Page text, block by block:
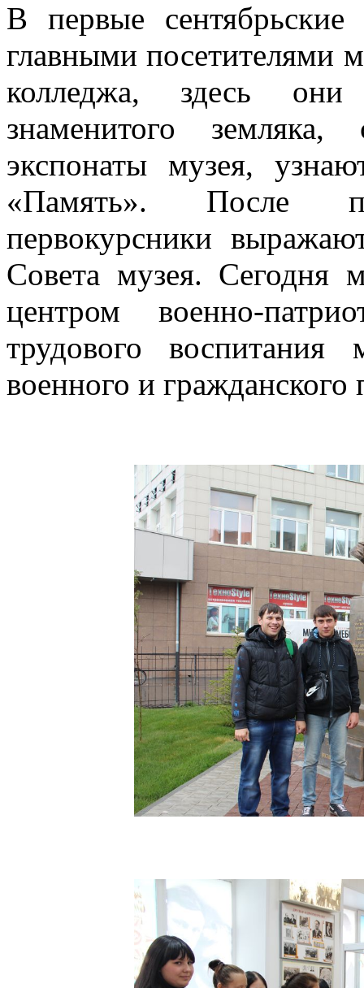
В первые
главными посетителями
колледжа, здесь они
знаменитого земляка,
экспонаты музея,
«Память». После
первокурсники
Совета музея. Сегодня
центром военно-
трудового
военного и